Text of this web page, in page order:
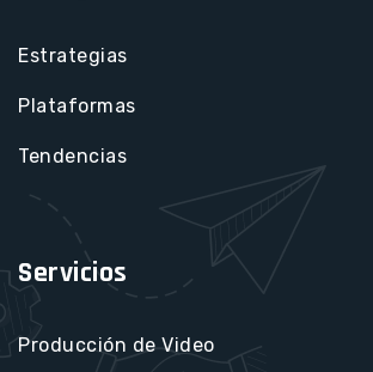
Estrategias
Plataformas
Tendencias
Servicios
Producción de Video